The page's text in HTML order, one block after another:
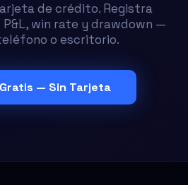
de crédito. Registra
P&L, win rate y drawdown —
o escritorio.
— Sin Tarjeta